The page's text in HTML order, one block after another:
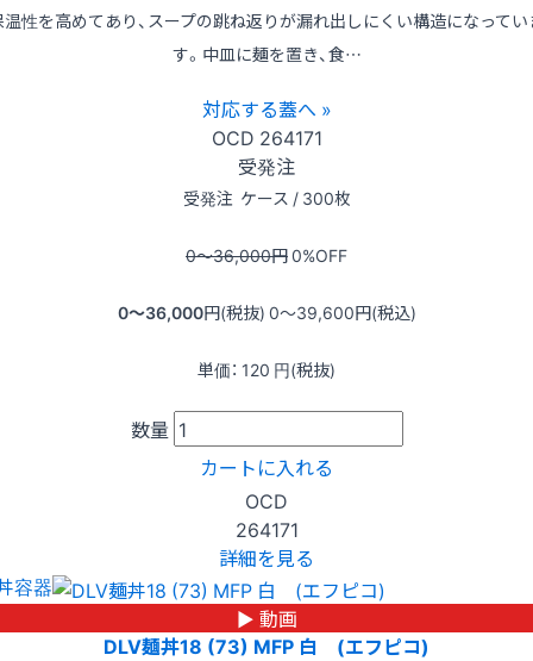
温性を高めてあり、スープの跳ね返りが漏れ出しにくい構造になってい
す。中皿に麺を置き、食…
対応する蓋へ »
OCD 264171
受発注
受発注 ケース / 300枚
0〜36,000円0%OFF
0〜36,000円(税抜) 0〜39,600円(税込)
単価： 120 円(税抜)
数量
カートに入れる
OCD
264171
詳細を見る
容器
▶ 動画
DLV麺丼18 (73) MFP 白 (エフピコ)